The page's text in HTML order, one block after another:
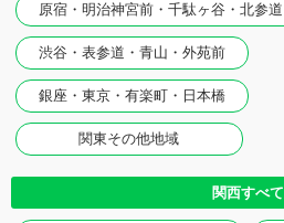
原宿・明治神宮前・千駄ヶ谷・北参道
渋谷・表参道・青山・外苑前
銀座・東京・有楽町・日本橋
関東その他地域
関西すべて